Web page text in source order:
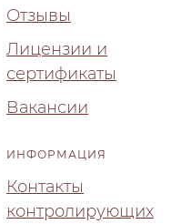
Отзывы
Лицензии и
сертификаты
Вакансии
ИНФОРМАЦИЯ
Контакты
контролирующих